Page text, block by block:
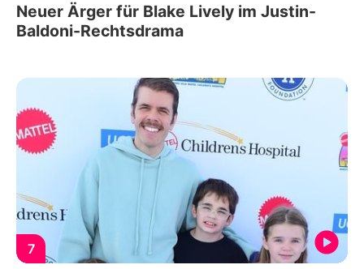
Neuer Ärger für Blake Lively im Justin-
Baldoni-Rechtsdrama
7